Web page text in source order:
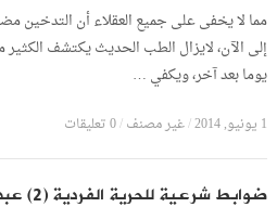
مما لا يخفى على جميع العقلاء أن التدخين
إلى الآن، لايزال الطب الحديث يكتشف
يوما بعد آخر، ويكفي …
1 يونيو, 2014 /غير مصنف/0 تعليقات
ضوابط شرعية للحرية الفردية (2) عبد القادر دغوتي